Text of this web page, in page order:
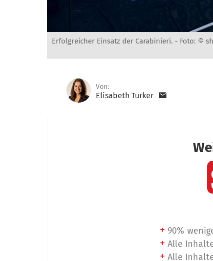
Erfolgreicher Einsatz der Carabinieri. - Foto: ©
Von:
Elisabeth Turker